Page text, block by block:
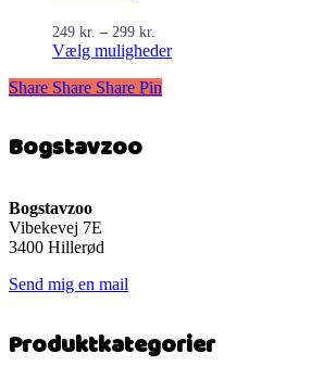
249 kr. – 299 kr.
249 kr.
til
299 kr.
Vælg mulighederDette
Share
Share Share Share Pin
Bogstavzoo
Bogstavzoo
Vibekevej 7E
3400 Hillerød
Send mig en mail
Produktkategorier